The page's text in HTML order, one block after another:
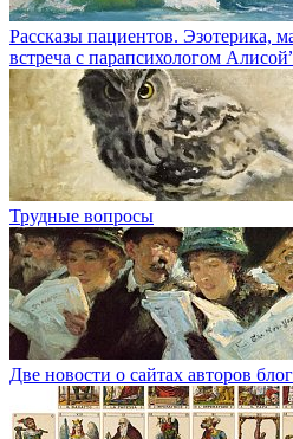
Рассказы пациентов. Эзотерика,
встреча с парапсихологом
Трудные вопросы
Две новости о сайтах авторов